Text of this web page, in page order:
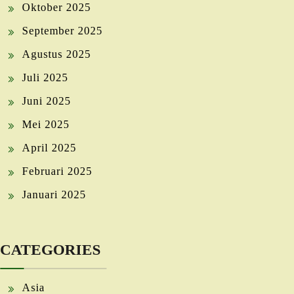
Oktober 2025
September 2025
Agustus 2025
Juli 2025
Juni 2025
Mei 2025
April 2025
Februari 2025
Januari 2025
CATEGORIES
Asia